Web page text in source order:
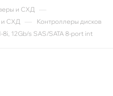
и СХД
и СХД Контроллеры дисков
8i, 12Gb/s SAS/SATA 8-port int